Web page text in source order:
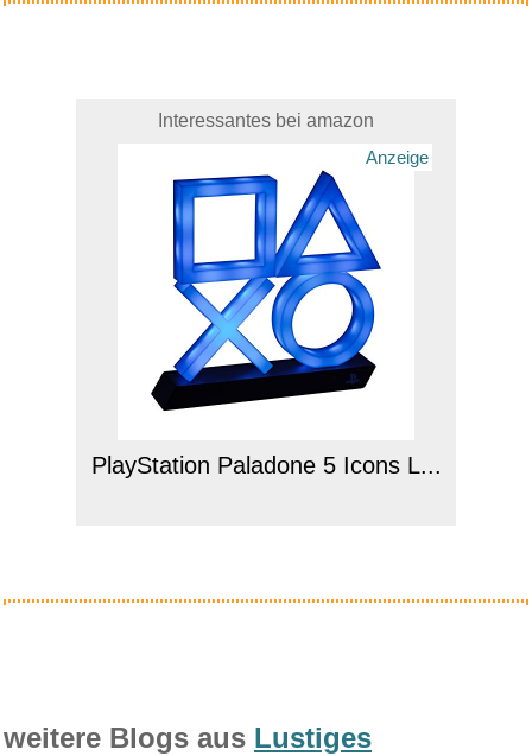
Interessantes bei amazon
Anzeige
PlayStation Paladone 5 Icons L...
weitere Blogs aus Lustiges